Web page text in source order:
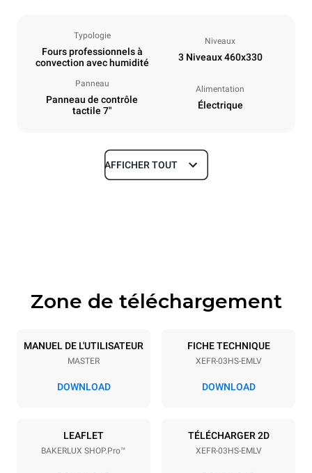
Typologie
Fours professionnels à
convection avec humidité
Niveaux
3 Niveaux 460x330
Panneau
Panneau de contrôle
tactile 7"
Alimentation
Électrique
Dimensions
Caractéristiques de la plaque
3 460x330
Espace entre les plaques
AFFICHER TOUT
Zone de téléchargement
MANUEL DE L'UTILISATEUR
MASTER
DOWNLOAD
FICHE TECHNIQUE
XEFR-03HS-EMLV
DOWNLOAD
LEAFLET
BAKERLUX SHOP.Pro™
TÉLÉCHARGER 2D
XEFR-03HS-EMLV